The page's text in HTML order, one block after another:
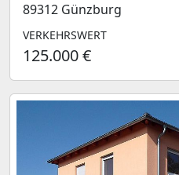
89312 Günzburg
VERKEHRSWERT
125.000 €